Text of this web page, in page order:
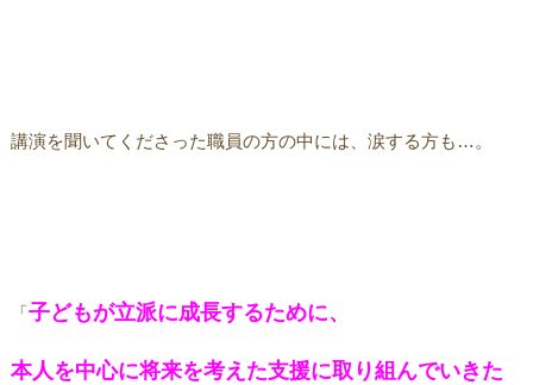
講演を聞いてくださった職員の方の中には、涙する方も…。
「子どもが立派に成長するために、
本人を中心に将来を考えた支援に取り組んでいきた